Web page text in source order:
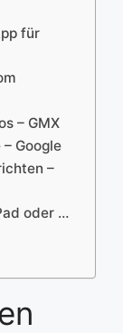
für
– GMX
Google
–
oder …